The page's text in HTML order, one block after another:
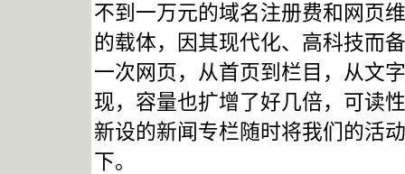
不到一万元的域名注册费和网页
的载体，因其现代化、高科技而
一次网页，从首页到栏目，从文
现，容量也扩增了好几倍，可读
新设的新闻专栏随时将我们的活
下。